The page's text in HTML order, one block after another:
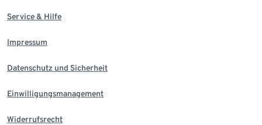
Service & Hilfe
Impressum
Datenschutz und Sicherheit
Einwilligungsmanagement
Widerrufsrecht